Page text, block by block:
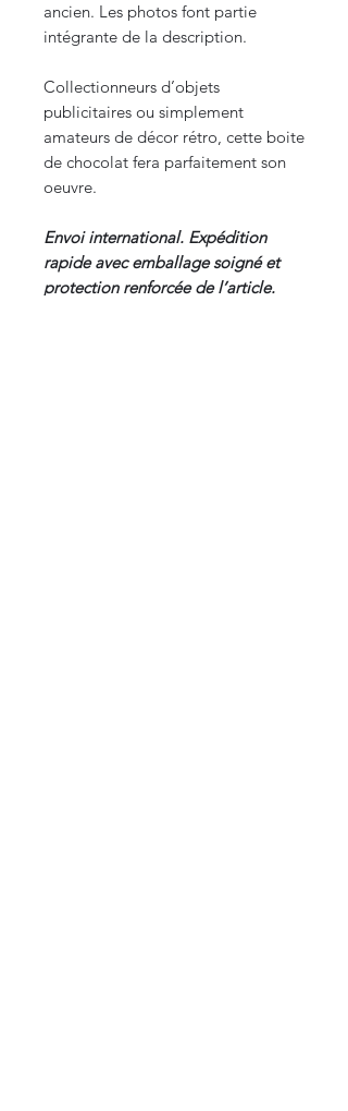
ancien. Les photos font partie
intégrante de la description.
Collectionneurs d’objets
publicitaires ou simplement
amateurs de décor rétro, cette boite
de chocolat fera parfaitement son
oeuvre.
Envoi international. Expédition
rapide avec emballage soigné et
protection renforcée de l’article.